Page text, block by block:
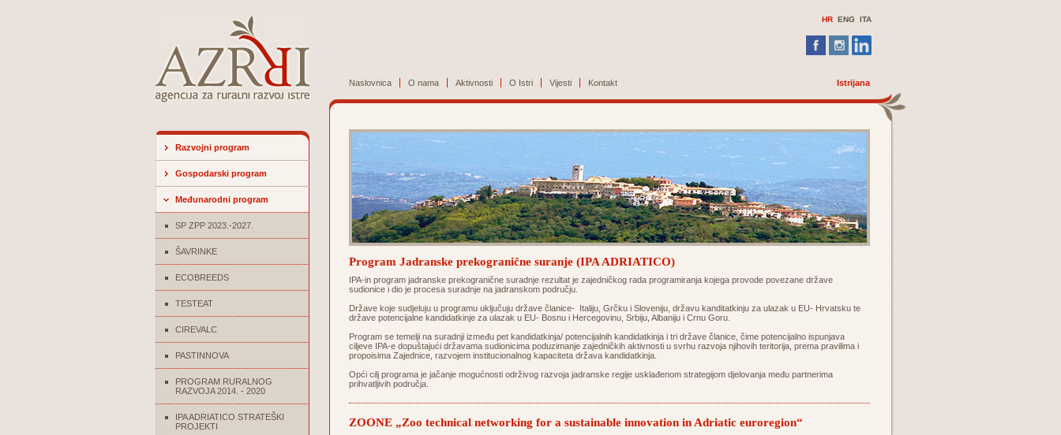
HR ENG ITA
Naslovnica O nama Aktivnosti O Istri Vijesti Kontakt Istrijana
Razvojni program
Gospodarski program
Međunarodni program
SP ZPP 2023.-2027.
ŠAVRINKE
ECOBREEDS
TESTEAT
CIREVALC
PASTINNOVA
PROGRAM RURALNOG
RAZVOJA 2014. - 2020
IPA ADRIATICO STRATEŠKI
PROJEKTI
Program Jadranske prekogranične suranje (IPA ADRIATICO)
IPA-in program jadranske prekogranične suradnje rezultat je zajedničkog rada programiranja kojega provode povezane države
sudionice i dio je procesa suradnje na jadranskom području.
Države koje sudjeluju u programu uključuju države članice- Italiju, Grčku i Sloveniju, državu kanditatkinju za ulazak u EU- Hrvatsku te
države potencijalne kandidatkinje za ulazak u EU- Bosnu i Hercegovinu, Srbiju, Albaniju i Crnu Goru.
Program se temelji na suradnji između pet kandidatkinja/ potencijalnih kandidatkinja i tri države članice, čime potencijalno ispunjava
ciljeve IPA-e dopuštajući državama sudionicima poduzimanje zajedničkih aktivnosti u svrhu razvoja njihovih teritorija, prema pravilima i
propoisima Zajednice, razvojem institucionalnog kapaciteta država kandidatkinja.
Opći cilj programa je jačanje mogućnosti održivog razvoja jadranske regije usklađenom strategijom djelovanja među partnerima
prihvatljivih područja.
ZOONE „Zoo technical networking for a sustainable innovation in Adriatic euroregion“